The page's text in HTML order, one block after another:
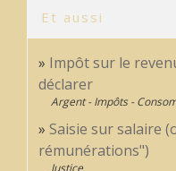
Et aussi
Impôt sur le
déclarer
Argent - Impôts -
Saisie sur salaire
rémunérations")